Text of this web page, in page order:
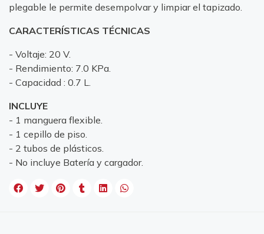
plegable le permite desempolvar y limpiar el tapizado.
CARACTERÍSTICAS TÉCNICAS
- Voltaje: 20 V.
- Rendimiento: 7.0 KPa.
- Capacidad : 0.7 L.
INCLUYE
- 1 manguera flexible.
- 1 cepillo de piso.
- 2 tubos de plásticos.
- No incluye Batería y cargador.